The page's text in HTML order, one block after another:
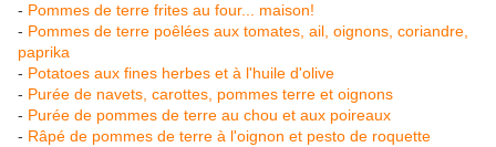
- Pommes de terre frites au four... maison!
- Pommes de terre poêlées aux tomates, ail, oignons, coriandre,
paprika
- Potatoes aux fines herbes et à l'huile d'olive
- Purée de navets, carottes, pommes terre et oignons
- Purée de pommes de terre au chou et aux poireaux
- Râpé de pommes de terre à l'oignon et pesto de roquette